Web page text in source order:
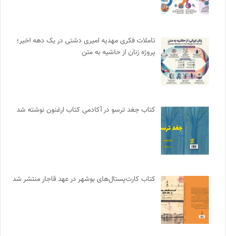
تاملات فکری مهدیه امیری دشتی در یک دهه اخیر؛
پروژه زنان از حاشیه به متن
کتاب جغد ترسو در آکادمی کتاب ارغنون نوشته شد
کتاب کارت‌پستال‌های بوشهر در عهد قاجار منتشر شد